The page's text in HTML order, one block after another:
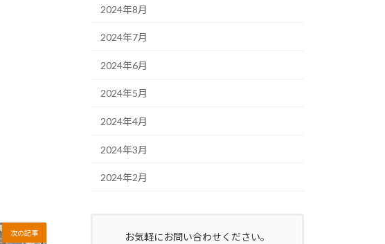
次の記事
2024年8月
2024年7月
2024年6月
2024年5月
2024年4月
2024年3月
2024年2月
お気軽にお問い合わせください。